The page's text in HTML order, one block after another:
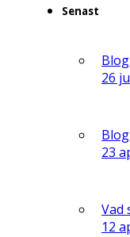
Senast
26
23
Vad
12